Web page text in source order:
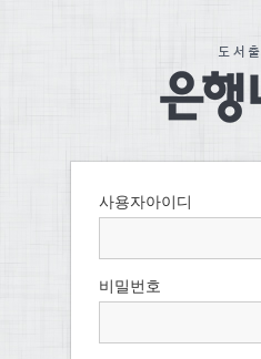
사용자아이디
비밀번호